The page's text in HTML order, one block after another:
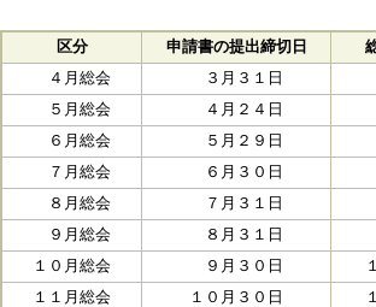
区分 申請書の提出締切日
４月総会
３月３１日
５月総会
４月２４日
６月総会
５月２９日
７月総会
６月３０日
８月総会
７月３１日
９月総会
８月３１日
１０月総会
９月３０日
１１月総会
１０月３０日